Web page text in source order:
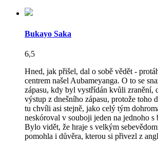
Bukayo Saka
6,5
Hned, jak přišel, dal o sobě vědět -
centrem našel Aubameyanga. O to se
zápasu, kdy byl vystřídán kvůli zranění,
výstup z dnešního zápasu, protože toho
tu chvíli asi stejně, jako celý tým
neskóroval v souboji jeden na jednoho s
Bylo vidět, že hraje s velkým
pomohla i důvěra, kterou si přivezl z